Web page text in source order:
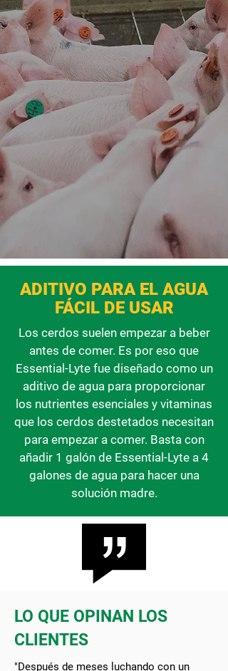
ADITIVO PARA EL AGUA
FÁCIL DE USAR
Los cerdos suelen empezar a beber
antes de comer. Es por eso que
Essential-Lyte fue diseñado como un
aditivo de agua para proporcionar
los nutrientes esenciales y vitaminas
que los cerdos destetados necesitan
para empezar a comer. Basta con
añadir 1 galón de Essential-Lyte a 4
galones de agua para hacer una
solución madre.
LO QUE OPINAN LOS
CLIENTES
"Después de meses luchando con un